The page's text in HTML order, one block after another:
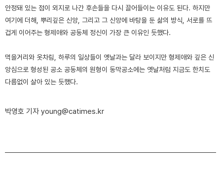
안정돼 있는 점이 외지로 나간 후손들을 다시 끌어들이는 이유도 된다. 하지만
여기에 더해, 뿌리깊은 신앙, 그리고 그 신앙에 바탕을 둔 삶의 방식, 서로를 뜨
겁게 이어주는 형제애와 공동체 정신이 가장 큰 이유인 듯했다.
먹을거리와 옷차림, 하루의 일상들이 옛날과는 달라 보이지만 형제애와 깊은 신
앙심으로 형성된 공소 공동체의 원형이 동막공소에는 옛날처럼 지금도 한치도
다름없이 살아 있는 듯했다.
박영호 기자 young@catimes.kr